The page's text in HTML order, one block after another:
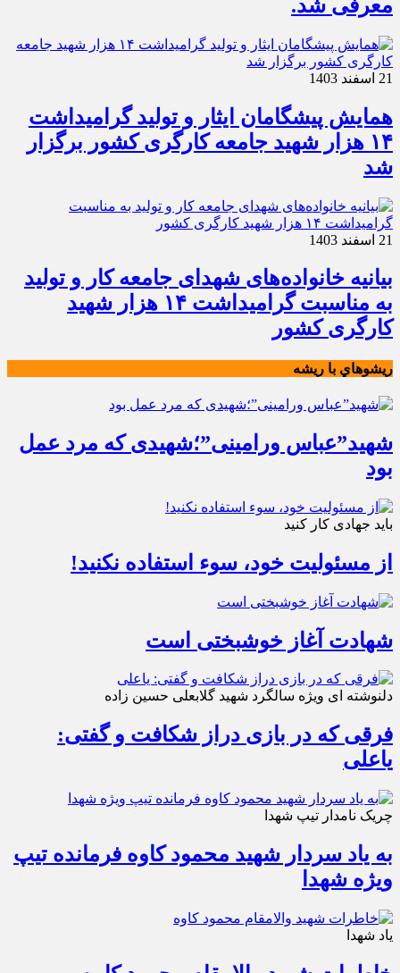
معرفی شد.
21 اسفند 1403
همایش پیشگامان ایثار و تولید گرامیداشت
۱۴ هزار شهید جامعه کارگری کشور برگزار
شد
21 اسفند 1403
بیانیه خانواده‌های شهدای جامعه کار و تولید
به مناسبت گرامیداشت ۱۴ هزار شهید
کارگری کشور
ريشوهاي با ريشه
شهید”عباس ورامینی”؛شهیدی که مرد عمل
بود
باید جهادی کار کنید
از مسئولیت خود، سوء استفاده نکنید!
شهادت آغاز خوشبختی است
دلنوشته ای ویژه سالگرد شهید گلابعلی حسین زاده
فرقی که در بازی دراز شکافت و گفتی:
یاعلی
چریک نامدار تیپ شهدا
به یاد سردار شهید محمود کاوه فرمانده تیپ
ویژه شهدا
یاد شهدا